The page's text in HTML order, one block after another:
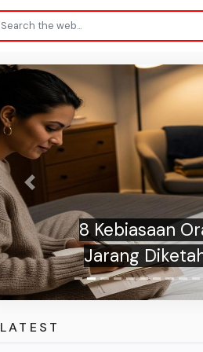
8 Kebiasaan
Jarang
Previous
LATEST